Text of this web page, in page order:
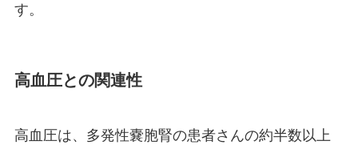
す。
高血圧との関連性
高血圧は、多発性嚢胞腎の患者さんの約半数以上